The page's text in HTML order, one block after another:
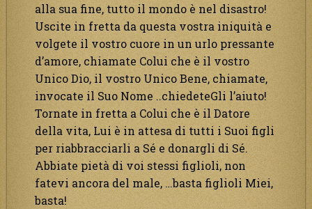
alla sua fine, tutto il mondo è nel disastro!
Uscite in fretta da questa vostra iniquità e
volgete il vostro cuore in un urlo pressante
d’amore, chiamate Colui che è il vostro
Unico Dio, il vostro Unico Bene, chiamate,
invocate il Suo Nome ..chiedeteGli l’aiuto!
Tornate in fretta a Colui che è il Datore
della vita, Lui è in attesa di tutti i Suoi figli
per riabbracciarli a Sé e donargli di Sé.
Abbiate pietà di voi stessi figlioli, non
fatevi ancora del male, …basta figlioli Miei,
basta!